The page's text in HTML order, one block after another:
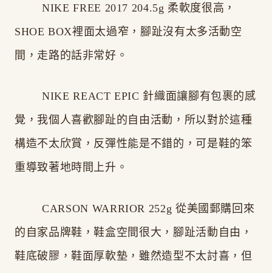
NIKE FREE 2017 204.5g 柔軟度很高，
SHOE BOX裡面太過窄，腳趾沒有太多活動空
間，走路的話非常好。
NIKE REACT EPIC 針織面讓腳有包裹的感
覺，我個人喜歡腳趾的自由活動，所以對於這種
構造不太欣賞，反彈性能是不錯的，可是鞋的笨
重導致著地時間上升。
CARSON WARRIOR 252g 從美國郵購回來
的自家品牌鞋，鞋盒空間很大，腳趾活動自由，
鞋底破膠，鞋面厚軟墊，雖然造型不太討喜，但